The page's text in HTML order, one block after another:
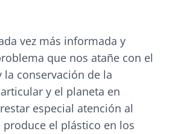
vez más informada y
que nos atañe con el
conservación de la
y el planeta en
especial atención al
el plástico en los